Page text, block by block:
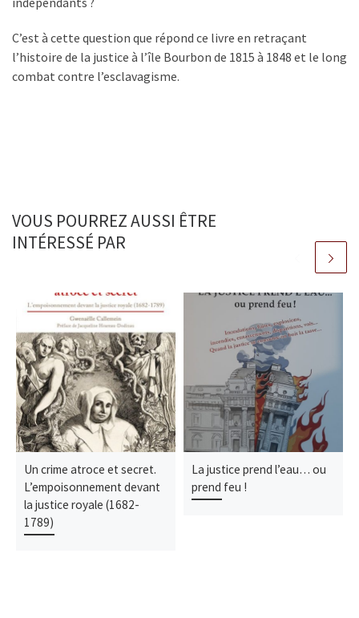
C’est à cette question que répond ce livre en retraçant
l’histoire de la justice à l’île Bourbon de 1815 à 1848 et le long
combat contre l’esclavagisme.
VOUS POURREZ AUSSI ÊTRE
INTÉRESSÉ PAR
Un crime atroce et secret.
L’empoisonnement devant
la justice royale (1682-
1789)
La justice prend l’eau… ou
prend feu !